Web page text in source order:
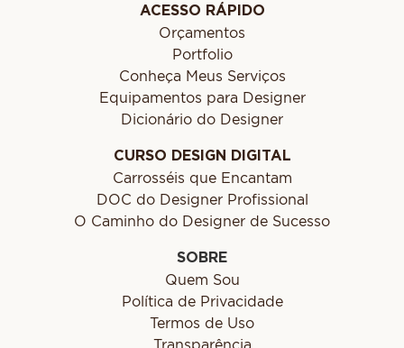
ACESSO RÁPIDO
Orçamentos
Portfolio
Conheça Meus Serviços
Equipamentos para Designer
Dicionário do Designer
CURSO DESIGN DIGITAL
Carrosséis que Encantam
DOC do Designer Profissional
O Caminho do Designer de Sucesso
SOBRE
Quem Sou
Política de Privacidade
Termos de Uso
Transparência